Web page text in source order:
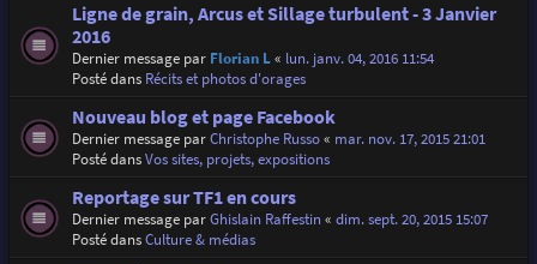
Ligne de grain, Arcus et Sillage turbulent - 3 Janvier
2016
Dernier message par Florian L« lun. janv. 04, 2016 11:54
Posté dans Récits et photos d'orages
Nouveau blog et page Facebook
Dernier message parChristophe Russo« mar. nov. 17, 2015 21:01
Posté dansVos sites, projets, expositions
Reportage sur TF1 en cours
Dernier message parGhislain Raffestin« dim. sept. 20, 2015 15:07
Posté dansCulture & médias